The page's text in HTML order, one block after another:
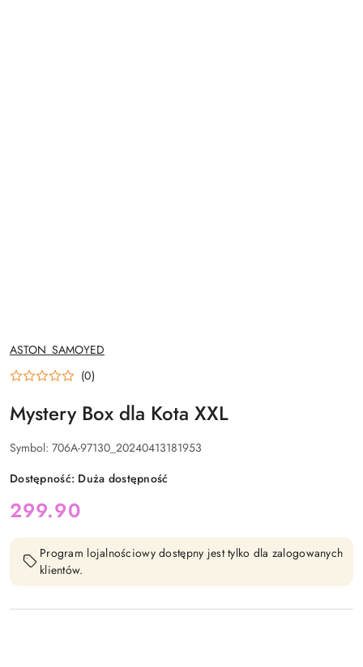
NAZWA
PRODUCENTA:
ASTON_SAMOYED
(0)
Mystery Box dla Kota XXL
Symbol: 706A-97130_20240413181953
Dostępność: Duża dostępność
cena:
299.90
Program lojalnościowy dostępny jest tylko dla zalogowanych
klientów.